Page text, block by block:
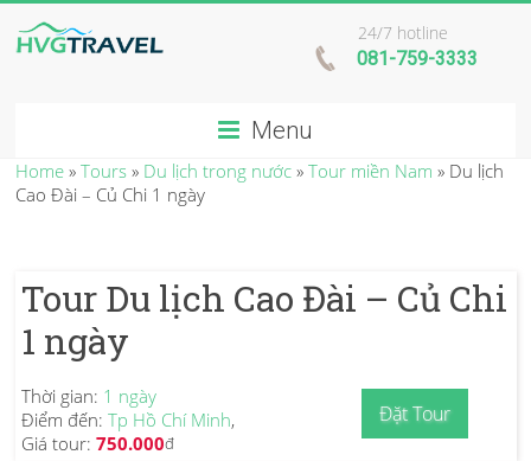
24/7 hotline
081-759-3333
Menu
Home »Tours » Du lịch trong nước »Tour miền Nam » Du lịch
Cao Đài – Củ Chi 1 ngày
Tour Du lịch Cao Đài – Củ Chi
1 ngày
Thời gian: 1 ngày
Điểm đến:Tp Hồ Chí Minh,
Giá tour:750.000đ
Đặt Tour